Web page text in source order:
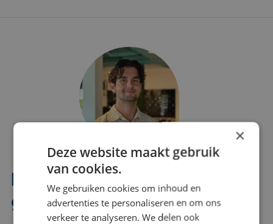
Interesse? Benno helpt je
graag verder!
×
Deze website maakt gebruik
van cookies.
We gebruiken cookies om inhoud en
advertenties te personaliseren en om ons
verkeer te analyseren. We delen ook